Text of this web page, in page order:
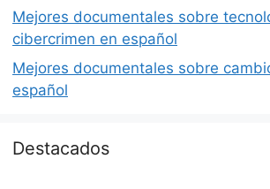
Mejores documentales sobre
cibercrimen en español
Mejores documentales sobre
español
Destacados